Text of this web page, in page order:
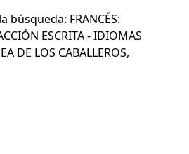
búsqueda: FRANCÉS:
ESCRITA - IDIOMAS
DE LOS CABALLEROS,